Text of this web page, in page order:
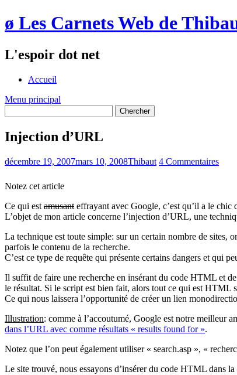
ø Les Carnets Web de
L'espoir dot net
Accueil
Menu principal
Injection d’URL
décembre 19, 2007mars 10, 2008Thibaut 4 Commentaires
Notez cet article
Ce qui est amusant effrayant avec Google, c’est qu’il a le chic
L’objet de mon article concerne l’injection d’URL, une
La technique est toute simple: sur un certain nombre de sites,
parfois le contenu de la recherche.
C’est ce type de requête qui présente certains dangers et qui
Il suffit de faire une recherche en insérant du code HTML et
le résultat. Si le script est bien fait, alors tout ce qui est HTML
Ce qui nous laissera l’opportunité de créer un lien
Illustration: comme à l’accoutumé, Google est notre meilleur
dans l’URL avec comme résultats « results found for ».
Notez que l’on peut également utiliser « search.asp », «
Le site trouvé, nous essayons d’insérer du code HTML dans